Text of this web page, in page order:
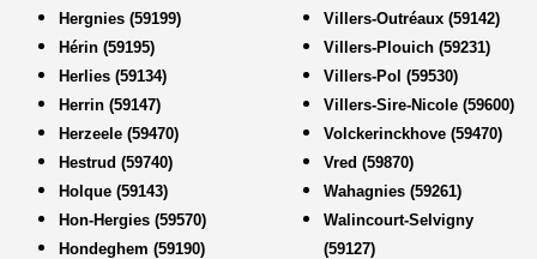
Hergnies (59199)
Hérin (59195)
Herlies (59134)
Herrin (59147)
Herzeele (59470)
Hestrud (59740)
Holque (59143)
Hon-Hergies (59570)
Hondeghem (59190)
Villers-Outréaux (59142)
Villers-Plouich (59231)
Villers-Pol (59530)
Villers-Sire-Nicole (59600)
Volckerinckhove (59470)
Vred (59870)
Wahagnies (59261)
Walincourt-Selvigny
(59127)